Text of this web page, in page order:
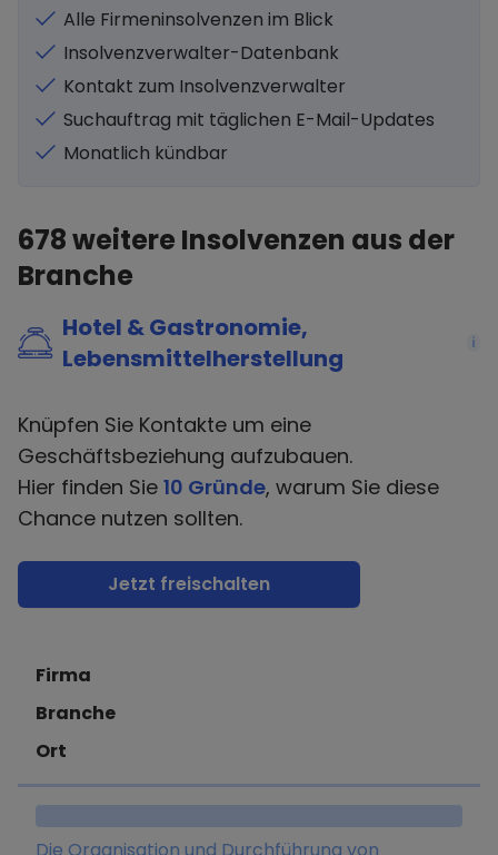
Alle Firmeninsolvenzen im Blick
Insolvenzverwalter-Datenbank
Kontakt zum Insolvenzverwalter
Suchauftrag mit täglichen E-Mail-Updates
Monatlich kündbar
678weitere Insolvenzen aus der
Branche
Hotel & Gastronomie,
Lebensmittelherstellung
i
Knüpfen Sie Kontakte um eine
Geschäftsbeziehung aufzubauen.
Hier finden Sie 10 Gründe, warum Sie diese
Chance nutzen sollten.
Jetzt freischalten
Firma
Branche
Ort